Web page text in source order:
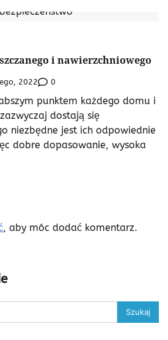
i nawierzchniowego
2022 0
punktem każdego domu i
dostają się
niezbędne jest ich odpowiednie
dobre dopasowanie, wysoka
, aby móc dodać komentarz.